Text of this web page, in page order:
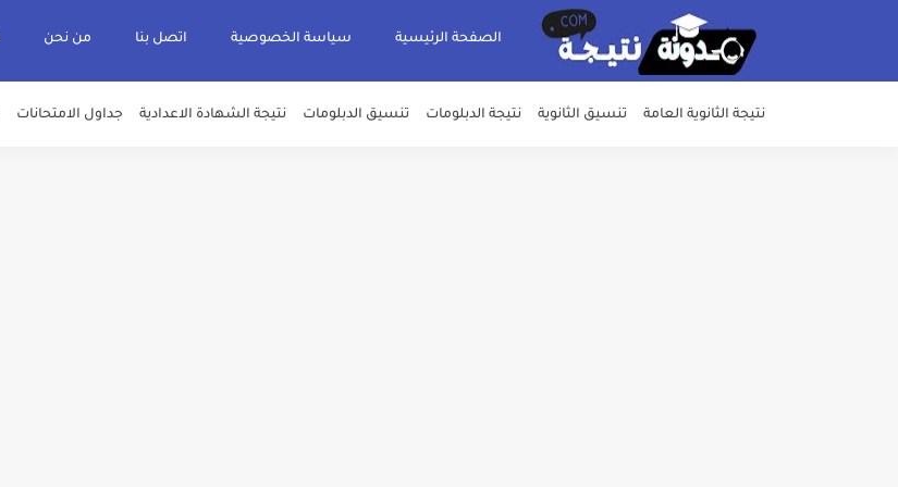
الصفحة الرئيسية سياسة الخصوصية اتصل بنا من نحن
نتيجة الثانوية العامة تنسيق الثانوية نتيجة الدبلومات تنسيق الدبلومات نتيجة الشهادة الاعدادية جداول الامتحانات